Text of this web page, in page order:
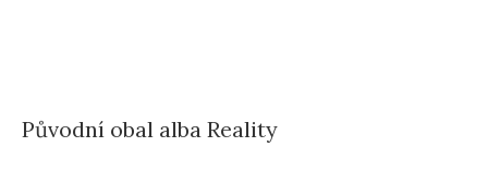
Původní obal alba Reality